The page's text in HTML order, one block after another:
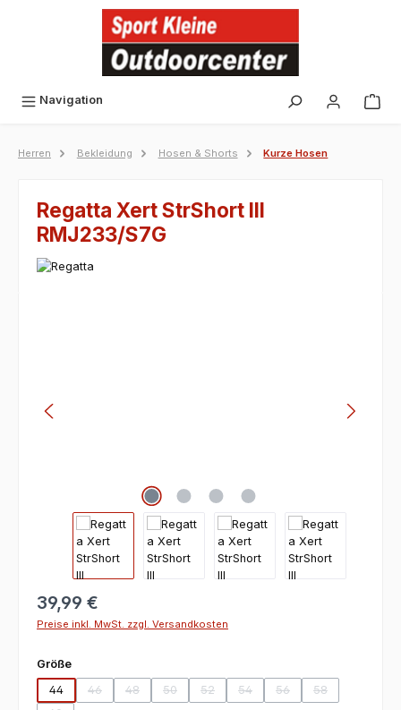
Navigation
Herren Bekleidung Hosen & Shorts Kurze Hosen
Regatta Xert StrShort III
RMJ233/S7G
39,99 €
Preise inkl. MwSt. zzgl. Versandkosten
Größeauswählen
44
46
(Diese Option ist zurzeit nicht verfügbar.)
48
(Diese Option ist zurzeit nicht verfügbar.)
50
(Diese Option ist zurzeit nicht verfügbar.)
52
(Diese Option ist zurzeit nicht
54
(Diese Option ist zurzeit nicht
56
(Diese Option ist
58
(Diese Option